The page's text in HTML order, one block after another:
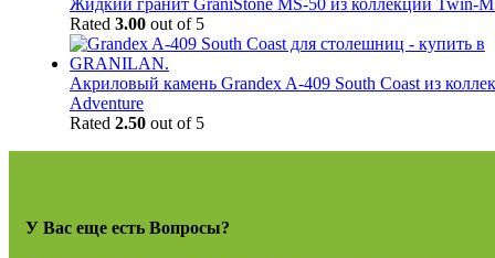
Жидкий гранит GraniStone MS-50 из коллекции Twin-
Rated 3.00 out of 5
Акриловый камень Grandex A-409 South Coast из
Adventure
Rated 2.50 out of 5
У Вас еще есть Вопросы?